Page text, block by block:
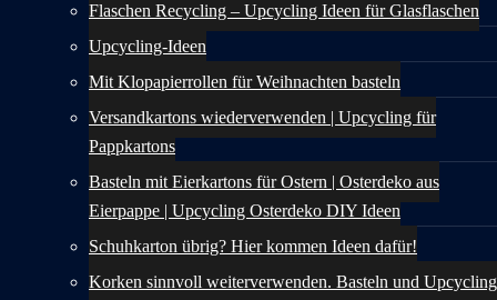
Flaschen Recycling – Upcycling Ideen für Glasflaschen
Upcycling-Ideen
Mit Klopapierrollen für Weihnachten basteln
Versandkartons wiederverwenden | Upcycling für
Pappkartons
Basteln mit Eierkartons für Ostern | Osterdeko aus
Eierpappe | Upcycling Osterdeko DIY Ideen
Schuhkarton übrig? Hier kommen Ideen dafür!
Korken sinnvoll weiterverwenden. Basteln und Upcycling